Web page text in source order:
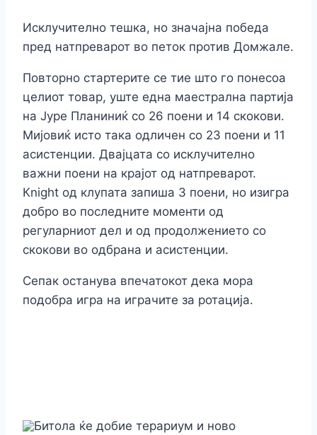
Исклучително тешка, но значајна победа
пред натпреварот во петок против Домжале.
Повторно стартерите се тие што го понесоа
целиот товар, уште една маестрална партија
на Јуре Планиниќ со 26 поени и 14 скокови.
Мијовиќ исто така одличен со 23 поени и 11
асистенции. Двајцата со исклучително
важни поени на крајот од натпреварот.
Кnight од клупата запиша 3 поени, но изигра
добро во последните моменти од
регуларниот дел и од продолжението со
скокови во одбрана и асистенции.
Сепак останува впечатокот дека мора
подобра игра на играчите за ротација.